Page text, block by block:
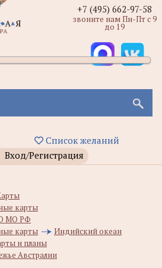
Список желаний
Вход/Регистрация
+7 (495) 662-97-58
звоните нам Пн-Пт с 9
до 19
карты
МО РФ
карты
Индийский океан
и планы
Австралии